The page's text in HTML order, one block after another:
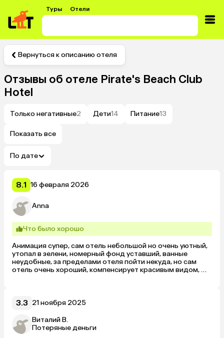
Туры Отели
Вернуться к описанию отеля
Отзывы об отеле Pirate's Beach Club
Hotel
Только негативные2 Дети14 Питание13
Показать все
По дате
8.1 16 февраля 2026
Anna
Что было хорошо
Анимация супер, сам отель небольшой но очень уютный,
утопал в зелени, номерный фонд уставший, ванные
неудобные, за пределами отеля пойти некуда, но сам
отель очень хороший, компенсирует красивым видом,
3.3 21 ноября 2025
Виталий В.
Потеряные деньги